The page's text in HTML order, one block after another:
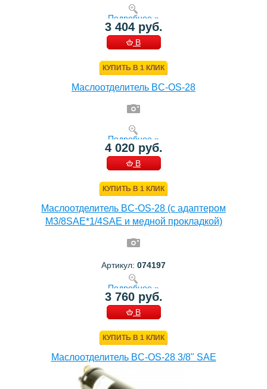
Подробнее »
3 404 руб.
В
КУПИТЬ В 1 КЛИК
Маслоотделитель BC-OS-28
Подробнее »
4 020 руб.
В
КУПИТЬ В 1 КЛИК
Маслоотделитель BC-OS-28 (с адаптером
M3/8SAE*1/4SAE и медной прокладкой)
Артикул: 074197
Подробнее »
3 760 руб.
В
КУПИТЬ В 1 КЛИК
Маслоотделитель BC-OS-28 3/8" SAE